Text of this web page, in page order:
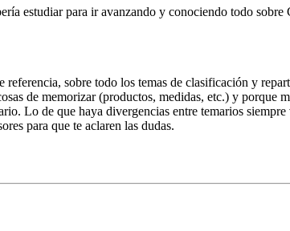
estudiar para ir avanzando y conociendo todo sobre
referencia, sobre todo los temas de clasificación y
de memorizar (productos, medidas, etc.) y porque
Lo de que haya divergencias entre temarios
para que te aclaren las dudas.